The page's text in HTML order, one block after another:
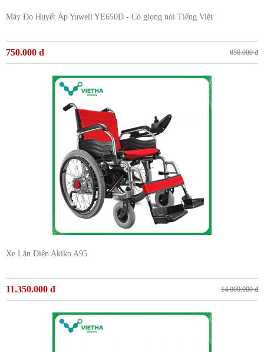
Máy Đo Huyết Áp Yuwell YE650D - Có giọng nói Tiếng Việt
750.000 đ 850.000 đ
Xe Lăn Điện Akiko A95
11.350.000 đ 14.000.000 đ